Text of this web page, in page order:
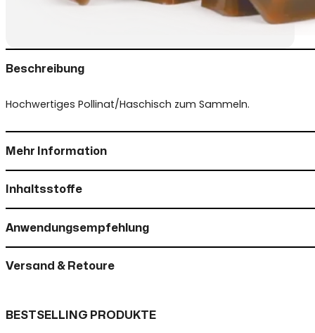
Beschreibung
Hochwertiges Pollinat/Haschisch zum Sammeln.
Mehr Information
Inhaltsstoffe
Anwendungsempfehlung
Versand & Retoure
BESTSELLING PRODUKTE